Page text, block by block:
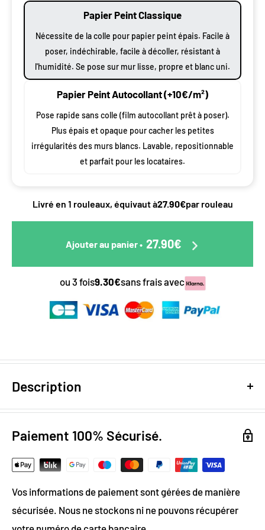
Papier Peint Classique
Nécessite de la colle pour papier peint épais. Facile à
poser, indéchirable, facile à décoller, résistant à
l'humidité. Se pose sur mur lisse, propre et blanc uni.
Papier Peint Autocollant (+10€/m²)
Pose rapide sans colle (film autocollant prêt à poser).
Plus épais et opaque pour cacher les petites
irrégularités des murs blancs. Lavable, repositionnable
et parfait pour les locataires.
Livré en 1 rouleaux, équivaut à27.90€par rouleau
Ajouter au panier• 27.90€
ou 3 fois9.30€sans frais avec
Description
Design digital: colorimétrie optimale / effet trompe
l’oeil
Grammage :
Vinyle & Canvas anti-allergène
Matière ignifugée, anti-statique et anti-moisissure
Paiement 100% Sécurisé.
Vos informations de paiement sont gérées de manière
sécurisée. Nous ne stockons ni ne pouvons récupérer